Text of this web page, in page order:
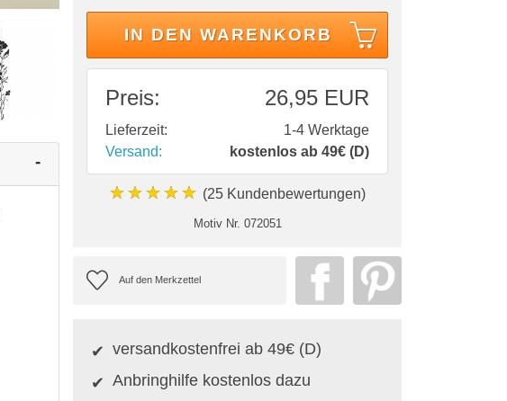
IN DEN WARENKORB
Preis: 26,95 EUR
Lieferzeit:
1-4 Werktage
Versand:
kostenlos ab 49€ (D)
★★★★★ (25 Kundenbewertungen)
Motiv Nr. 072051
versandkostenfrei ab 49€ (D)
Anbringhilfe kostenlos dazu